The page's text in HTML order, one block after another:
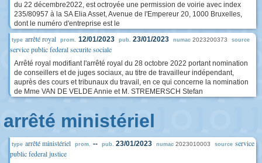
du 22 décembre2022, est octroyée une permission de voirie avec index
235/80957 à la SA Elia Asset, Avenue de l'Empereur 20, 1000 Bruxelles,
dont le numéro d'entreprise est le
type arrêté royal prom. 12/01/2023 pub. 23/01/2023 numac 2023200373 source
service public federal securite sociale
Arrêté royal modifiant l'arrêté royal du 28 octobre 2022 portant nomination
de conseillers et de juges sociaux, au titre de travailleur indépendant,
auprès des cours et tribunaux du travail, en ce qui concerne la nomination
de Mme VAN DE VELDE Annie et M. STREMERSCH Stefan
arrêté ministériel
type arrêté ministériel prom. -- pub. 23/01/2023 numac 2023010003 source service
public federal justice